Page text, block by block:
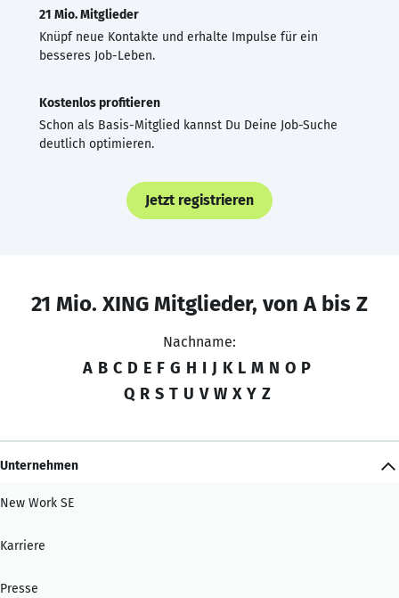
21 Mio. Mitglieder
Knüpf neue Kontakte und erhalte Impulse für ein
besseres Job-Leben.
Kostenlos profitieren
Schon als Basis-Mitglied kannst Du Deine Job-Suche
deutlich optimieren.
Jetzt registrieren
21 Mio. XING Mitglieder, von A bis Z
Nachname:
A B C D E F G H I J K L M N O P
Q R S T U V W X Y Z
Unternehmen
New Work SE
Karriere
Presse